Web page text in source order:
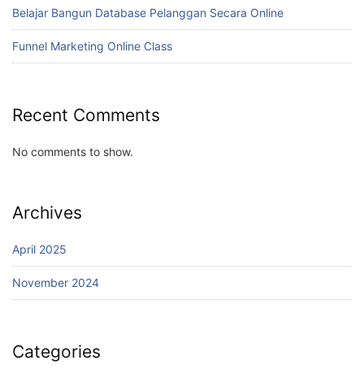
Belajar Bangun Database Pelanggan Secara Online
Funnel Marketing Online Class
Recent Comments
No comments to show.
Archives
April 2025
November 2024
Categories